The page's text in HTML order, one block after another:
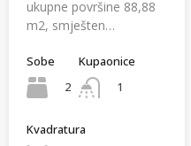
ukupne površine 88,88
m2, smješten…
Sobe
2
Kupaonice
1
Kvadratura